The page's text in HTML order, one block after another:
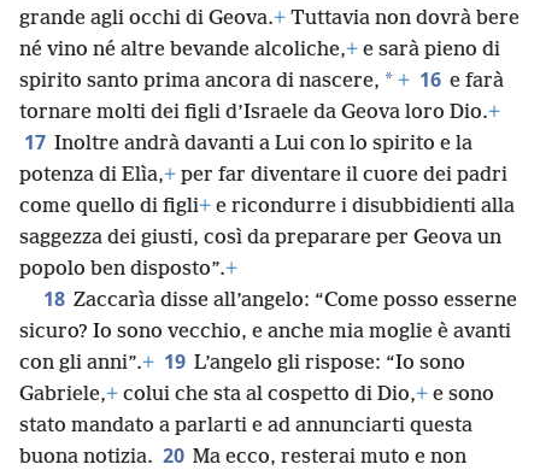
grande agli occhi di Geova.+ Tuttavia non dovrà bere
né vino né altre bevande alcoliche,+ e sarà pieno di
spirito santo prima ancora di nascere, * + 16 e farà
tornare molti dei figli d’Israele da Geova loro Dio.+
17 Inoltre andrà davanti a Lui con lo spirito e la
potenza di Elìa,+ per far diventare il cuore dei padri
come quello di figli+ e ricondurre i disubbidienti alla
saggezza dei giusti, così da preparare per Geova un
popolo ben disposto”.+
18 Zaccarìa disse all’angelo: “Come posso esserne
sicuro? Io sono vecchio, e anche mia moglie è avanti
con gli anni”.+ 19 L’angelo gli rispose: “Io sono
Gabriele,+ colui che sta al cospetto di Dio,+ e sono
stato mandato a parlarti e ad annunciarti questa
buona notizia. 20 Ma ecco, resterai muto e non